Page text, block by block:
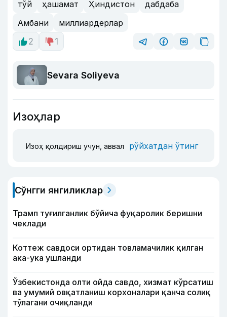
тўй ҳашамат Ҳиндистон
дабдаба
Амбани
миллиардерлар
2
1
Sevara Soliyeva
Изоҳлар
Изоҳ қолдириш учун, аввал рўйхатдан ўтинг
Сўнгги янгиликлар
Трамп туғилганлик бўйича фуқаролик беришни
чеклади
Коттеж савдоси ортидан товламачилик қилган
ака-ука ушланди
Ўзбекистонда олти ойда савдо, хизмат кўрсатиш
ва умумий овқатланиш корхоналари қанча солиқ
тўлагани очиқланди